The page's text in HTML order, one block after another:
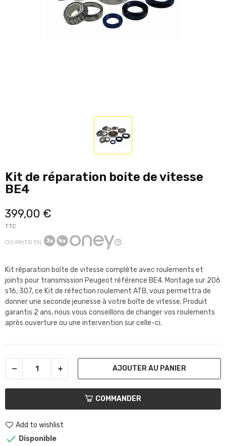
Kit de réparation boite de vitesse
BE4
399,00 €
TTC
OU PAYER EN
Kit réparation boîte de vitesse complète avec roulements et
joints pour transmission Peugeot référence BE4. Montage sur 206
s16, 307, ce Kit de réfection roulement ATB, vous permettra de
donner une seconde jeunesse à votre boîte de vitesse. Produit
garantis 2 ans, nous vous conseillons de changer vos roulements
après ouverture ou une intervention sur celle-ci.
AJOUTER AU PANIER
COMMANDER
Add to wishlist
 Disponible